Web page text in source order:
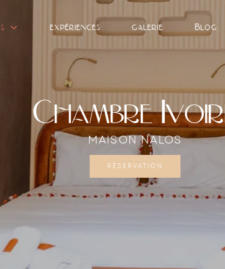
expériences galerie Blog
Chambre
MAISON NALOS
RÉSERVATION